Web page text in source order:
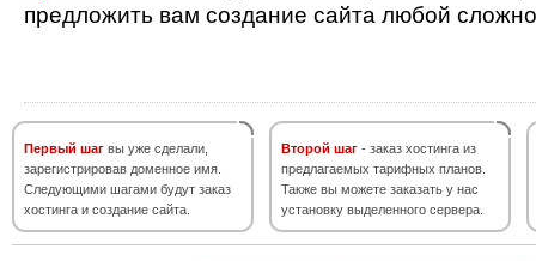
предложить вам создание сайта любой
Первый шаг вы уже сделали,
зарегистрировав доменное имя.
Следующими шагами будут заказ
хостинга и создание сайта.
Второй шаг - заказ хостинга из
предлагаемых тарифных планов.
Также вы можете заказать у нас
установку выделенного сервера.